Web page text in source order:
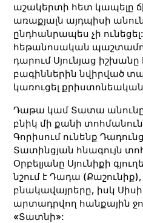
աշակերտի հետ կապելը
առաքյալն այդպիսի
ընդհանրապես չի
հեթանոսական
դարում Սյունյաց
բագիններին նվիրված
կառուցել
Դաթա կամ Տատա անունը
բնիկ մի քանի
Գորիսում ունենք
Տատինցյան հնագույն
Օրբելյանը Սյունիքի
նշում է Դադա
բնակավայրերը, իսկ
արտադրվող հանքային
«Տատնի»: